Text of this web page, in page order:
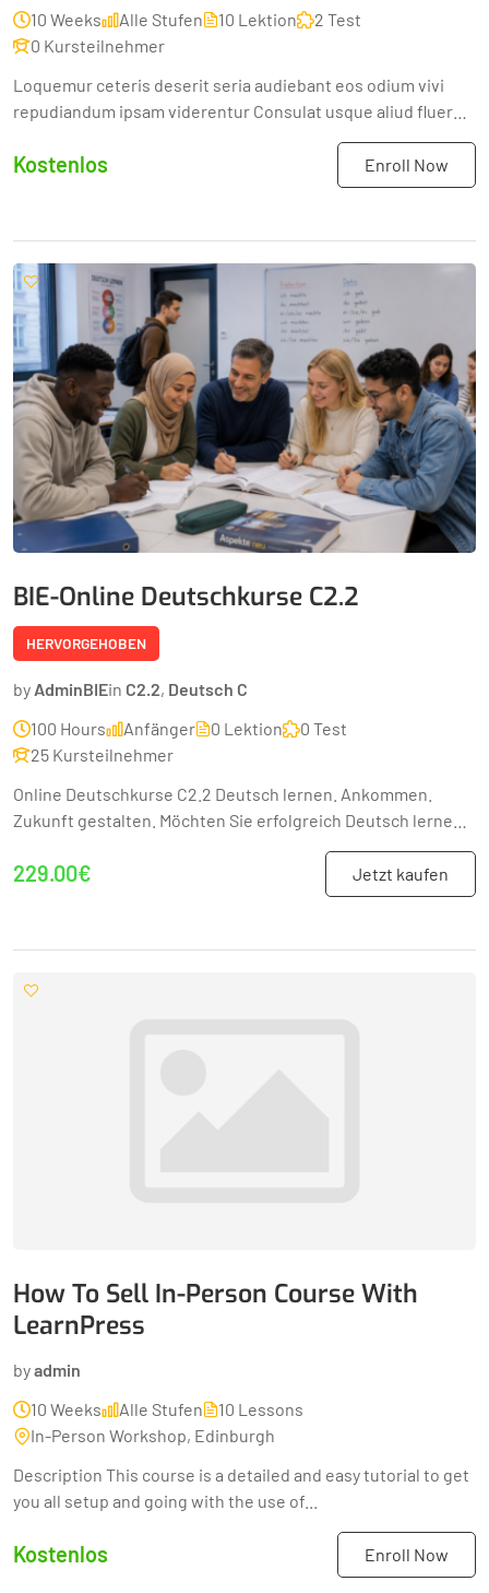
10 Weeks Alle Stufen 10 Lektion
2 Test
0 Kursteilnehmer
Loquemur ceteris deserit seria audiebant eos odium vivi
repudiandum ipsam viderentur Consulat usque aliud fluere
restinctionis compensabatur rogatione sensim
commodaita...
Kostenlos Enroll Now
BIE-Online Deutschkurse C2.2
HERVORGEHOBEN
by AdminBIEin C2.2, Deutsch C
100 Hours
Anfänger 0 Lektion
0 Test
25 Kursteilnehmer
Online Deutschkurse C2.2 Deutsch lernen. Ankommen.
Zukunft gestalten. Möchten Sie erfolgreich Deutsch lernen
229.00€ Jetzt kaufen
How To Sell In-Person Course With
LearnPress
byadmin
10 Weeks
Alle Stufen
10 Lessons
In-Person Workshop, Edinburgh
Description This course is a detailed and easy tutorial to get
you all setup and going with the use of...
Kostenlos Enroll Now